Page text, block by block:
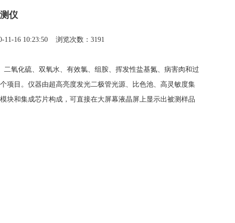
仪
11-16 10:23:50 浏览次数：3191
二氧化硫、 双氧水、 有效氯、 组胺、 挥发性盐基氮、病害肉和过
项目。仪器由超高亮度发光二极管光源、比色池、高灵敏度集
块和集成芯片构成，可直接在大屏幕液晶屏上显示出被测样品